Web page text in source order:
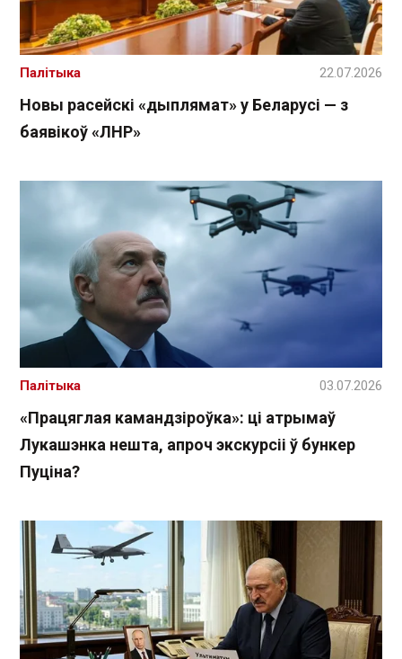
Новы расейскі «дыплямат» у Беларусі — з
баявікоў «ЛНР»
Палітыка 22.07.2026
«Працяглая камандзіроўка»: ці атрымаў
Лукашэнка нешта, апроч экскурсіі ў бункер
Пуціна?
Палітыка 03.07.2026